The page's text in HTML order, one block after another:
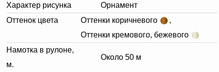
Характер рисунка
Орнамент
Оттенок цвета
Оттенки коричневого
,
Оттенки кремового, бежевого
Намотка в рулоне,
м.
Около 50 м